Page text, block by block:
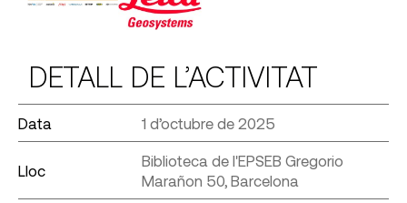
DETALL DE L’ACTIVITAT
Data 1 d’octubre de 2025
Lloc
Biblioteca de l'EPSEB Gregorio
Marañon 50, Barcelona